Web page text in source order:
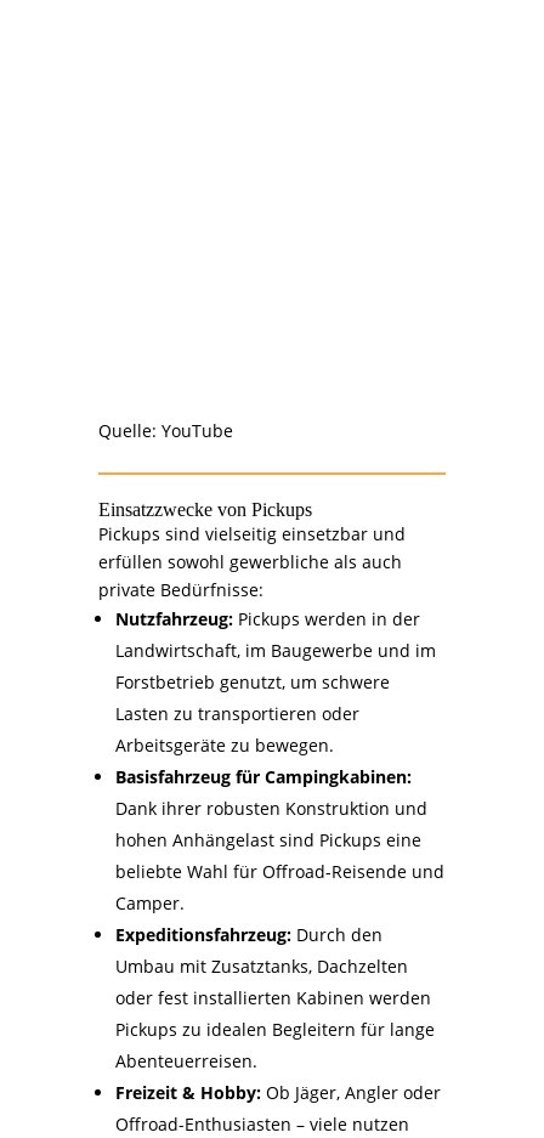
Quelle: YouTube
Einsatzzwecke von Pickups
Pickups sind vielseitig einsetzbar und
erfüllen sowohl gewerbliche als auch
private Bedürfnisse:
Nutzfahrzeug:Pickups werden in der
Landwirtschaft, im Baugewerbe und im
Forstbetrieb genutzt, um schwere
Lasten zu transportieren oder
Arbeitsgeräte zu bewegen.
Basisfahrzeug für Campingkabinen:
Dank ihrer robusten Konstruktion und
hohen Anhängelast sind Pickups eine
beliebte Wahl für Offroad-Reisende und
Camper.
Expeditionsfahrzeug:Durch den
Umbau mit Zusatztanks, Dachzelten
oder fest installierten Kabinen werden
Pickups zu idealen Begleitern für lange
Abenteuerreisen.
Freizeit & Hobby:Ob Jäger, Angler oder
Offroad-Enthusiasten – viele nutzen